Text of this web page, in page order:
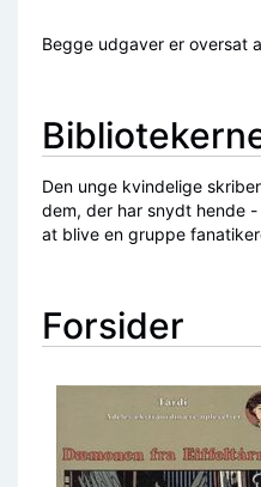
Begge udgaver er oversat
Den unge kvindelige
dem, der har snydt hende
at blive en gruppe
Forsider